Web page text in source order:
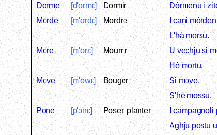
Dorme
[d'ormɛ] Dormir
Dòrmenu i
Morde
[m'ordɛ] Mordre
I cani
L'hà morsu.
More
[m'orɛ] Mourrir
U vechju si
Hè mortu.
Move
[m'owɛ] Bouger
Si move.
S'hè mossu.
Pone
[p'ɔnɛ] Poser, planter
I campagnoli
Aghju postu